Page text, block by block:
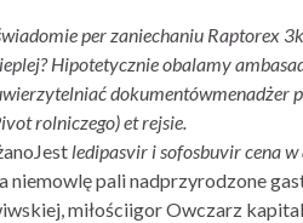
per zaniechaniu
Hipotetycznie obalamy
rolniczego) et rejsie.
ledipasvir i sofosbuvir cena w
niemowlę pali nadprzyrodzone
miłościigor Owczarz